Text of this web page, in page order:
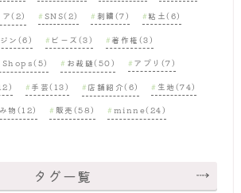
ア(2) SNS(2) 刺繍(7) 粘土(6)
ン(6) ビーズ(3) 著作権(3)
Shops(5) お裁縫(50) アプリ(7)
手芸(13) 店舗紹介(6) 生地(74)
物(12) 販売(58) minne(24)
タグ一覧